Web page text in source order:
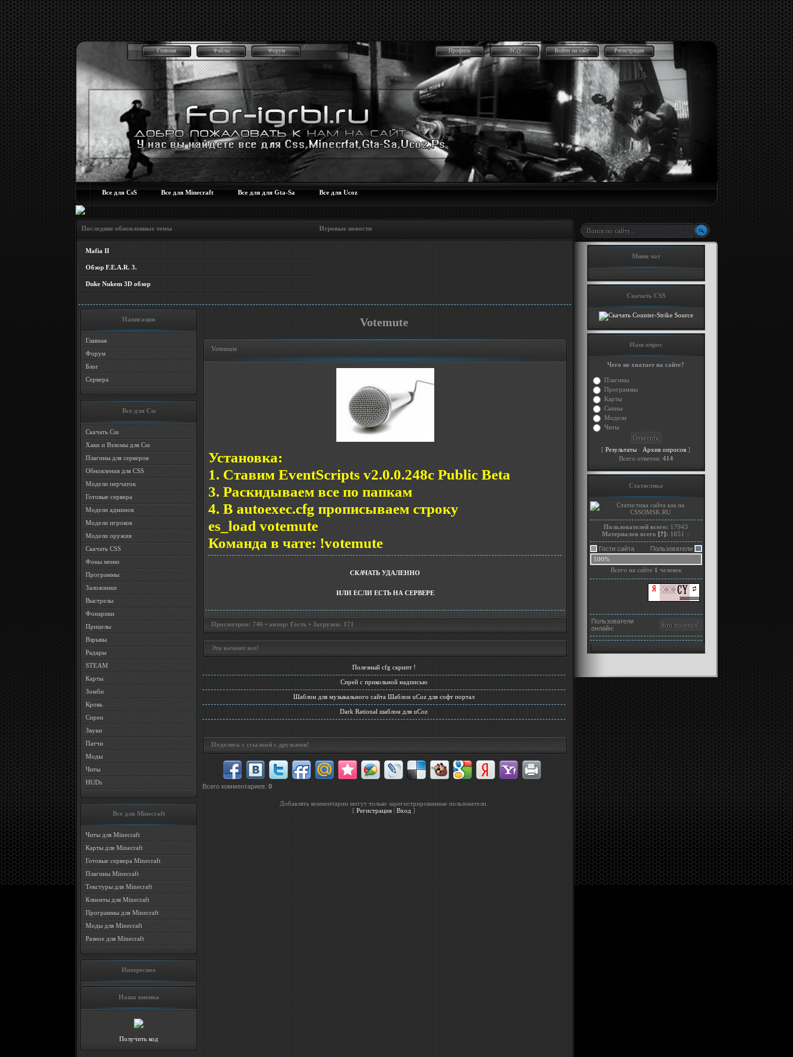
Главная Файлы Форум Профиль ЛС() Войти на сайт Регистрация
Все для CsS Все для Minecraft Все для для Gta-Sa Все для Ucoz
Последние обновленные темы Игровые новости
Mafia II
Обзор F.E.A.R. 3.
Duke Nukem 3D обзор
Навигация
Главная
Форум
Блог
Сервера
Все для Css
Скачать Css
Хаки и Взломы для Css
Плагины для серверов
Обновления для CSS
Модели перчаток
Готовые сервера
Модели админов
Модели игроков
Модели оружия
Скачать CSS
Фоны меню
Программы
Заложники
Выстрелы
Фонарики
Прицелы
Взрывы
Радары
STEAM
Карты
Зомби
Кровь
Спреи
Звуки
Патчи
Моды
Читы
HUDs
Все для Minecraft
Читы для Minecraft
Карты для Minecraft
Готовые сервера Minecraft
Плагины Minecraft
Текстуры для Minecraft
Клиенты для Minecraft
Программы для Minecraft
Моды для Minecraft
Разное для Minecraft
Интересное
Наша кнопка
Получить код
Votemute
Votemute
Установка:
1. Ставим EventScripts v2.0.0.248c Public Beta
3. Раскидываем все по папкам
4. В autoexec.cfg прописываем строку
es_load votemute
Команда в чате: !votemute
СКАЧАТЬ УДАЛЕННО
ИЛИ ЕСЛИ ЕСТЬ НА СЕРВЕРЕ
Просмотров: 746 • автор: Гость • Загрузок: 171
Эта качают все!
Полезный cfg скрипт !
Cпрей с прикольной надписью
Шаблон для музыкального сайта Шаблон uCoz для софт портал
Dark Rational шаблон для uCoz
Поделись с ссылкой с друзьями!
Всего комментариев: 0
Добавлять комментарии могут только зарегистрированные пользователи.
[ Регистрация Вход ]
Мини чат
Скачать CSS
Наш опрос
Чего не хватает на сайте?
Плагины
Программы
Карты
Скины
Модели
Читы
[ Результаты · Архив опросов ]
Всего ответов: 414
Статистика
Пользователей всего: 17943
Материалов всего [?]: 1651 +
Гости сайта
Пользователи
100%
Всего на сайте 1 человек
Пользователи
онлайн: